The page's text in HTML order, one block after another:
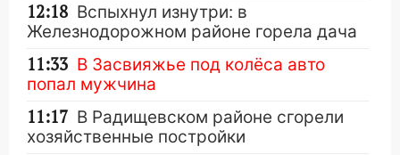
12:18 Вспыхнул изнутри: в
Железнодорожном районе горела дача
11:33 В Засвияжье под колёса авто
попал мужчина
11:17 В Радищевском районе сгорели
хозяйственные постройки